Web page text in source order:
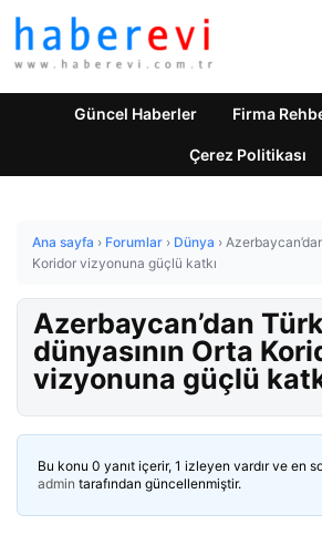
Güncel Haberler Firma
Çerez Politikası
Ana sayfa › Forumlar › Dünya ›
Koridor vizyonuna güçlü katkı
Azerbaycan’dan
dünyasının Orta
vizyonuna güçlü
Bu konu 0 yanıt içerir, 1 izleyen vardır ve en
admin tarafından güncellenmiştir.